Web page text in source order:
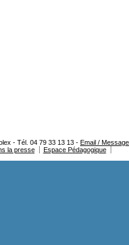
- Tél. 04 79 33 13 13 - Email /
la presse Espace Pédagogique